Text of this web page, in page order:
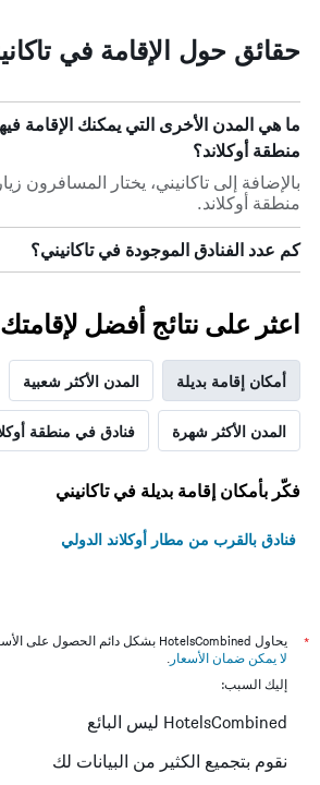
حقائق حول الإقامة في
ما هي المدن الأخرى التي يمكنك الإقامة
منطقة أوكلاند؟
بالإضافة إلى تاكانيني، يختار المسافرون
منطقة أوكلاند.
كم عدد الفنادق الموجودة في تاكانيني؟
اعثر على نتائج أفضل
أمكان إقامة بديلة المدن الأكثر شعبية
المدن الأكثر شهرة فنادق في منطقة
فكّر بأمكان إقامة بديلة في تاكانيني
فنادق بالقرب من مطار أوكلاند الدولي
*
يحاول HotelsCombined بشكل دائم الحصول على الأسعار الدقيقة، ولكن
لا يمكن ضمان الأسعار .
إليك السبب:
HotelsCombined ليس البائع
نقوم بتجميع الكثير من البيانات لك